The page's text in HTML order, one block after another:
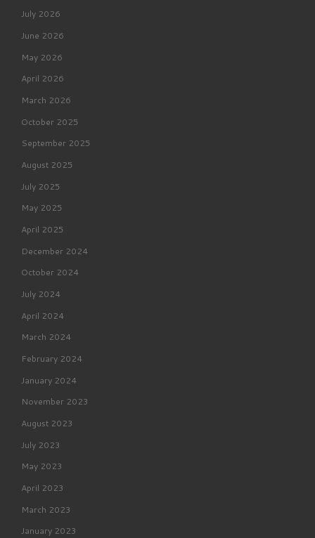
July 2026
June 2026
May 2026
April 2026
March 2026
October 2025
September 2025
August 2025
July 2025
May 2025
April 2025
December 2024
October 2024
July 2024
April 2024
March 2024
February 2024
January 2024
November 2023
August 2023
July 2023
May 2023
April 2023
March 2023
January 2023